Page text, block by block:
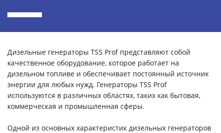
Дизельные генераторы TSS Prof представляют собой
качественное оборудование, которое работает на
дизельном топливе и обеспечивает постоянный источник
энергии для любых нужд. Генераторы TSS Prof
используются в различных областях, таких как бытовая,
коммерческая и промышленная сферы.
Одной из основных характеристик дизельных генераторов